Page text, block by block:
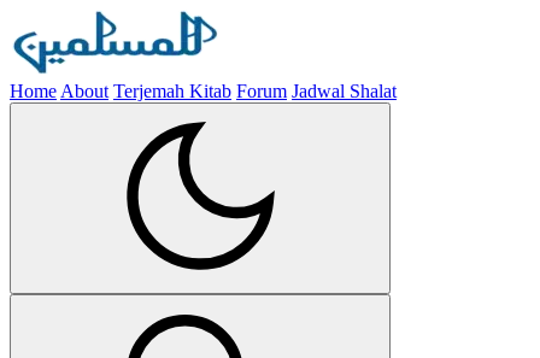
Home About Terjemah Kitab Forum Jadwal Shalat